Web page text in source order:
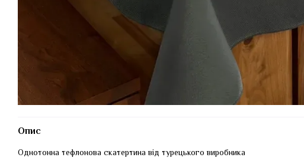
Опис
Однотонна тефлонова скатертина від турецького виробника